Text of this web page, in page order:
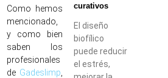
Como hemos
mencionado,
y como bien
saben los
profesionales
de Gadeslimp,
curativos
El diseño
biofílico
puede reducir
el estrés,